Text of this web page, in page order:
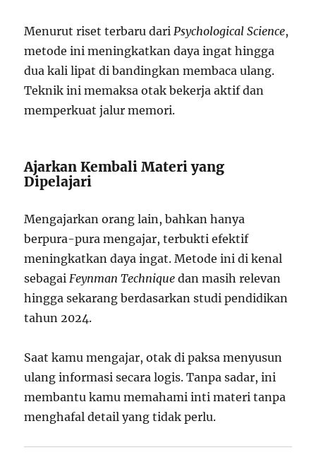
Menurut riset terbaru dariPsychological Science,
metode ini meningkatkan daya ingat hingga
dua kali lipat di bandingkan membaca ulang.
Teknik ini memaksa otak bekerja aktif dan
memperkuat jalur memori.
Ajarkan Kembali Materi yang
Dipelajari
Mengajarkan orang lain, bahkan hanya
berpura-pura mengajar, terbukti efektif
meningkatkan daya ingat. Metode ini di kenal
sebagaiFeynman Technique dan masih relevan
hingga sekarang berdasarkan studi pendidikan
tahun 2024.
Saat kamu mengajar, otak di paksa menyusun
ulang informasi secara logis. Tanpa sadar, ini
membantu kamu memahami inti materi tanpa
menghafal detail yang tidak perlu.